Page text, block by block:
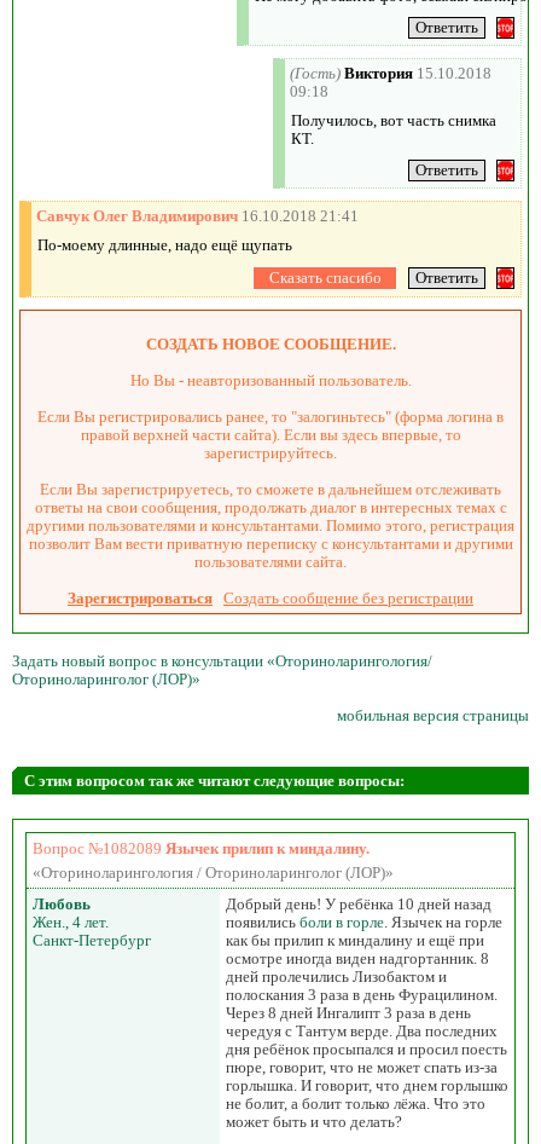
(Гость) Виктория 15.10.2018
09:18
Получилось, вот часть снимка
КТ.
Савчук Олег Владимирович 16.10.2018 21:41
По-моему длинные, надо ещё щупать
СОЗДАТЬ НОВОЕ СООБЩЕНИЕ.
Но Вы - неавторизованный пользователь.
Если Вы регистрировались ранее, то "залогиньтесь" (форма логина в
правой верхней части сайта). Если вы здесь впервые, то
зарегистрируйтесь.
Если Вы зарегистрируетесь, то сможете в дальнейшем отслеживать
ответы на свои сообщения, продолжать диалог в интересных темах с
другими пользователями и консультантами. Помимо этого, регистрация
позволит Вам вести приватную переписку с консультантами и другими
пользователями сайта.
Зарегистрироваться Создать сообщение без регистрации
Задать новый вопрос в консультации «Оториноларингология/
Оториноларинголог (ЛОР)»
мобильная версия страницы
С этим вопросом так же читают следующие вопросы:
Вопрос №1082089 Язычек прилип к миндалину.
«Оториноларингология / Оториноларинголог (ЛОР)»
Любовь
Жен., 4 лет.
Санкт-Петербург
Добрый день! У ребёнка 10 дней назад
появились боли в горле . Язычек на горле
как бы прилип к миндалину и ещё при
осмотре иногда виден надгортанник. 8
дней пролечились Лизобактом и
полоскания 3 раза в день Фурацилином.
Через 8 дней Ингалипт 3 раза в день
чередуя с Тантум верде. Два последних
дня ребёнок просыпался и просил поесть
пюре, говорит, что не может спать из-за
горлышка. И говорит, что днем горлышко
не болит, а болит только лёжа. Что это
может быть и что делать?